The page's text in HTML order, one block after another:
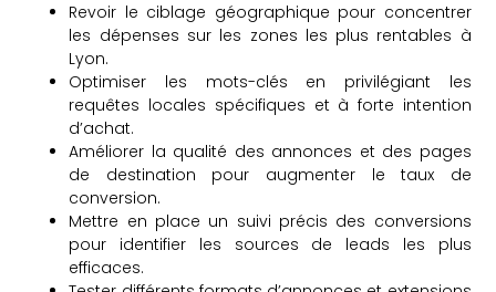
Revoir le ciblage géographique pour concentrer
les dépenses sur les zones les plus rentables à
Lyon.
Optimiser les mots-clés en privilégiant les
requêtes locales spécifiques et à forte intention
d’achat.
Améliorer la qualité des annonces et des pages
de destination pour augmenter le taux de
conversion.
Mettre en place un suivi précis des conversions
pour identifier les sources de leads les plus
efficaces.